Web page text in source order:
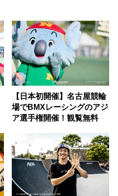
【日本初開催】名古屋競輪
場でBMXレーシングのアジ
ア選手権開催！観覧無料